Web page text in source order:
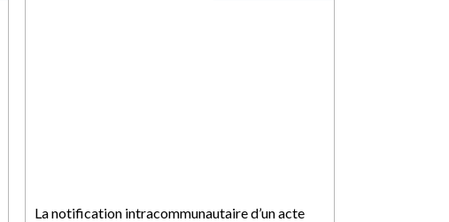
La notification intracommunautaire d’un acte